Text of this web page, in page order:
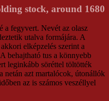
stock, around 1680
a fegyvert. Nevét az olasz
utalva formájára. A
elképzelés szerint a
behajtható tus a könnyebb
leginkább söréttel töltötték
netán azt martalócok, útonállók
az is számos veszéllyel